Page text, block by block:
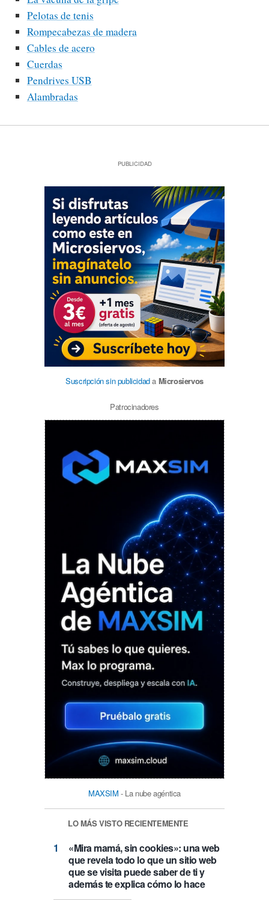
Pelotas de tenis
Rompecabezas de madera
Cables de acero
Cuerdas
Pendrives USB
Alambradas
PUBLICIDAD
Suscripción sin publicidada Microsiervos
Patrocinadores
MAXSIM - La nube agéntica
LO MÁS VISTO RECIENTEMENTE
«Mira mamá, sin cookies»: una web
que revela todo lo que un sitio web
que se visita puede saber de ti y
además te explica cómo lo hace